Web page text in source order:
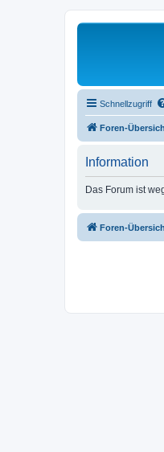
Schnellzugriff
Foren-
Information
Das Forum ist
Foren-